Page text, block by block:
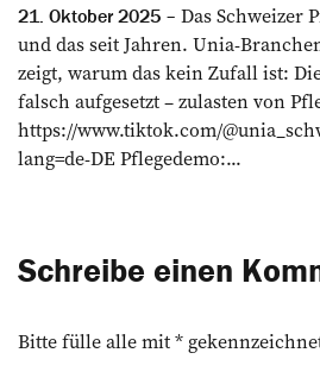
21. Oktober 2025
Das Schweizer
und das seit Jahren. Unia-
zeigt, warum das kein Zufall ist:
falsch aufgesetzt – zulasten von
https://www.tiktok.com/
lang=de-DE Pflegedemo:...
Schreibe einen
Bitte fülle alle mit *